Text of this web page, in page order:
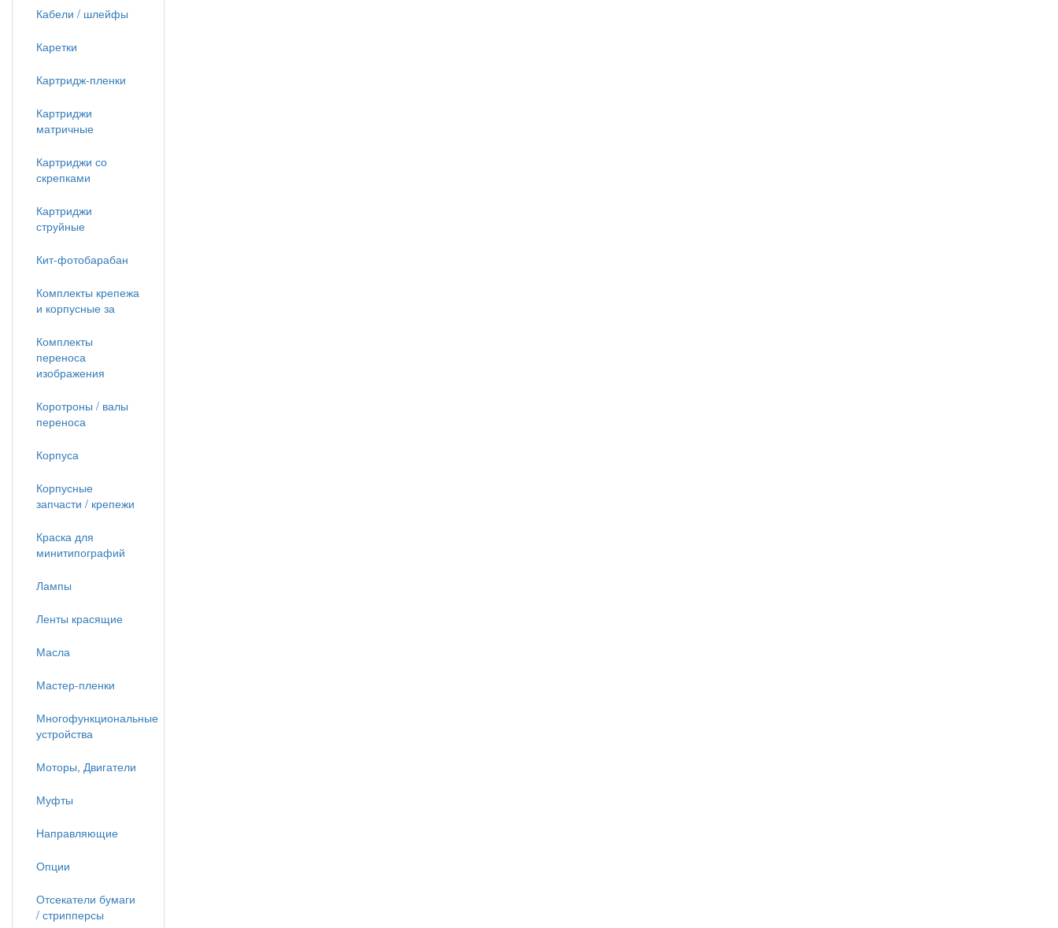
Кабели / шлейфы
Каретки
Картридж-пленки
Картриджи
матричные
Картриджи со
скрепками
Картриджи
струйные
Кит-фотобарабан
Комплекты крепежа
и корпусные за
Комплекты
переноса
изображения
Коротроны / валы
переноса
Корпуса
Корпусные
запчасти / крепежи
Краска для
минитипографий
Лампы
Ленты красящие
Масла
Мастер-пленки
Многофункциональные
устройства
Моторы, Двигатели
Муфты
Направляющие
Опции
Отсекатели бумаги
/ стрипперсы